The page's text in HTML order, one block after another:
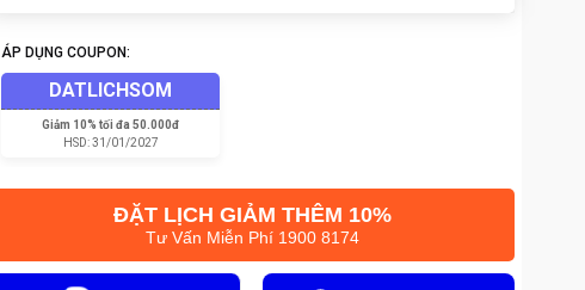
ÁP DỤNG COUPON:
DATLICHSOM
Giảm 10% tối đa 50.000đ
HSD:31/01/2027
ĐẶT LỊCH GIẢM THÊM 10%
Tư Vấn Miễn Phí 1900 8174